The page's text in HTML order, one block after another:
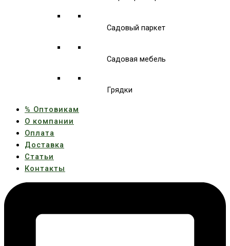
Садовый паркет
Садовая мебель
Грядки
% Оптовикам
О компании
Оплата
Доставка
Статьи
Контакты